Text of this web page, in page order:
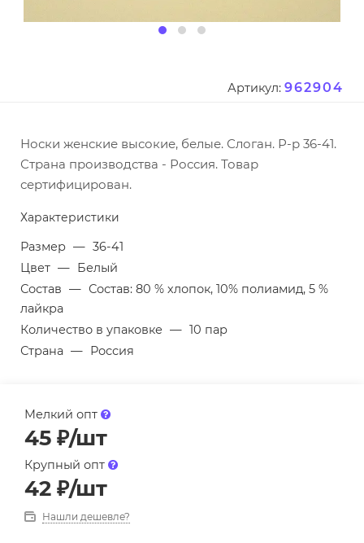
Артикул: 962904
Носки женские высокие, белые. Слоган. Р-р 36-41.
Страна производства - Россия. Товар
сертифицирован.
Характеристики
Размер — 36-41
Цвет — Белый
Состав — Состав: 80 % хлопок, 10% полиамид, 5 %
лайкра
Количество в упаковке — 10 пар
Страна — Россия
Мелкий опт
45 ₽/шт
Крупный опт
42 ₽/шт
Нашли дешевле?